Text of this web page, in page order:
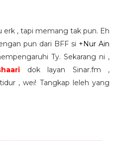
erk , tapi memang tak pun. Eh
pun dari BFF si +Nur Ain
Ty. Sekarang ni ,
dok layan Sinar.fm ,
, wei! Tangkap leleh yang